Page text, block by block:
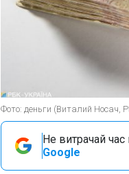
Фото: деньги (Виталий Носач,
Не витрачай
Google